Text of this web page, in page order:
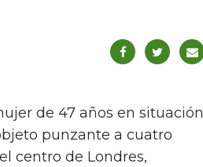
de 47 años en situación
punzante a cuatro
centro de Londres,